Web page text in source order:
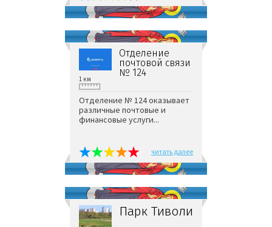
Отделение
почтовой связи
№ 124
1 км
Отделение № 124 оказывает
различные почтовые и
финансовые услуги...
читать далее
Парк Тиволи